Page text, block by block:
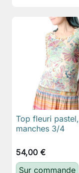
Top fleuri pastel,
manches 3/4
54,00 €
Sur commande